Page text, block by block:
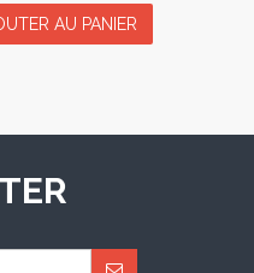
AU PANIER